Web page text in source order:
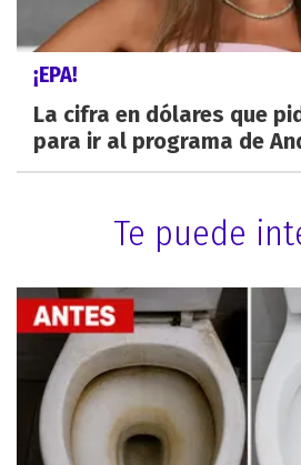
¡EPA!
La cifra en dólares que
para ir al programa de
Te puede